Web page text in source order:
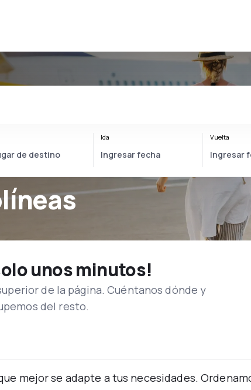
Ida Vuelta
unos minutos!
de la página. Cuéntanos dónde y
del resto.
mejor se adapte a tus necesidades.